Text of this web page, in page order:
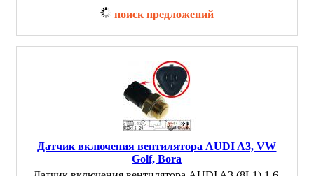
поиск предложений
Датчик включения вентилятора AUDI A3, VW
Golf, Bora